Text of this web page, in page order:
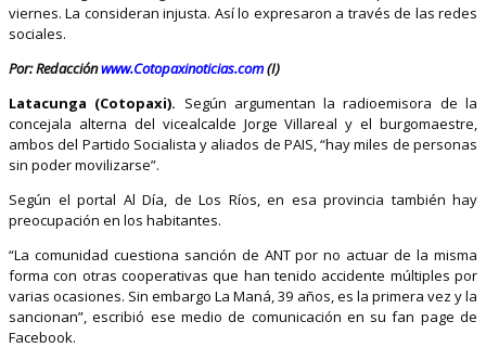
viernes. La consideran injusta. Así lo expresaron a través de las redes
sociales.
Por: Redacciónwww.Cotopaxinoticias.com(I)
Latacunga (Cotopaxi). Según argumentan la radioemisora de la
concejala alterna del vicealcalde Jorge Villareal y el burgomaestre,
ambos del Partido Socialista y aliados de PAIS, “hay miles de personas
sin poder movilizarse”.
Según el portal Al Día, de Los Ríos, en esa provincia también hay
preocupación en los habitantes.
“La comunidad cuestiona sanción de ANT por no actuar de la misma
forma con otras cooperativas que han tenido accidente múltiples por
varias ocasiones. Sin embargo La Maná, 39 años, es la primera vez y la
sancionan”, escribió ese medio de comunicación en su fan page de
Facebook.